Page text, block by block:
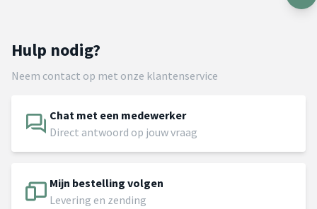
Hulp nodig?
Neem contact op met onze klantenservice
Chat met een medewerker
Direct antwoord op jouw vraag
Mijn bestelling volgen
Levering en zending